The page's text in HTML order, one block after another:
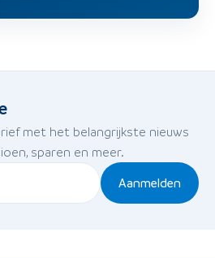
met het belangrijkste nieuws
sparen en meer.
Aanmelden